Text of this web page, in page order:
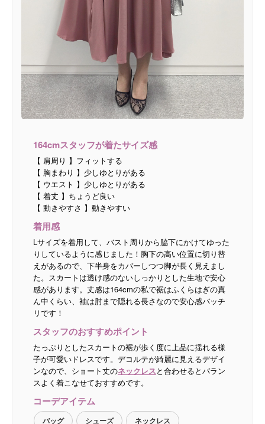
164cmスタッフが着たサイズ感
【 肩周り 】フィットする
【 胸まわり 】少しゆとりがある
【 ウエスト 】少しゆとりがある
【 着丈 】ちょうど良い
【 動きやすさ 】動きやすい
着用感
Lサイズを着用して、バスト周りから脇下にかけてゆった
りしているように感じました！胸下の高い位置に切り替
えがあるので、下半身をカバーしつつ脚が長く見えまし
た。スカートは透け感のないしっかりとした生地で安心
感があります。丈感は164cmの私で裾はふくらはぎの真
ん中くらい、袖は肘まで隠れる長さなので安心感バッチ
リです！
スタッフのおすすめポイント
たっぷりとしたスカートの裾が歩く度に上品に揺れる様
子が可愛いドレスです。デコルテが綺麗に見えるデザイ
ンなので、ショート丈のネックレスと合わせるとバラン
スよく着こなせておすすめです。
コーデアイテム
バッグ シューズ ネックレス